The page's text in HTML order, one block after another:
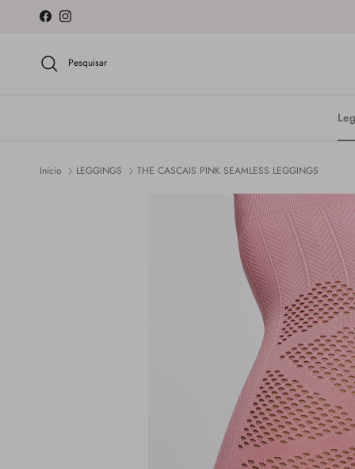
Ir para o conteúdo
FacebookInstagram
Pesquisar
Início LEGGINGS THE CASCAIS PINK SEAMLESS LEGGINGS